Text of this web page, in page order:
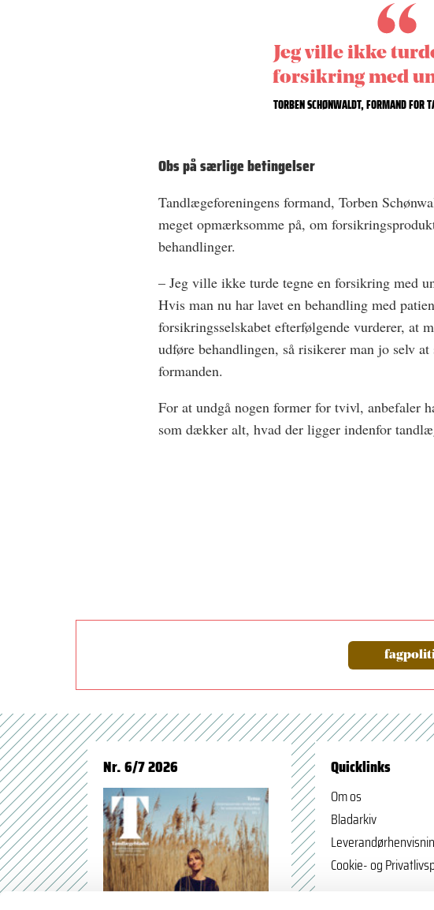
Jeg ville ikke
forsikring med
TORBEN SCHØNWALDT, FORMAND FOR
Obs på særlige betingelser
Tandlægeforeningens formand, Torben Sch
meget opmærksomme på, om
behandlinger.
– Jeg ville ikke turde tegne en forsikring med
Hvis man nu har lavet en behandling med
forsikringsselskabet efterfølgende vurderer, at
udføre behandlingen, så risikerer man jo selv
formanden.
For at undgå nogen former for tvivl, anbefaler
som dækker alt, hvad der ligger indenfor
Nr. 6/7 2026 Quicklinks
Om os
Bladarkiv
Cookie- og